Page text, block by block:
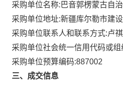
采购单位名称: 巴音郭楞蒙古自
采购单位地址:新疆库尔勒市建
采购单位联系人和联系方式:卢
采购单位社会统一信用代码或组
采购单位预算编码:887002
三、成交信息